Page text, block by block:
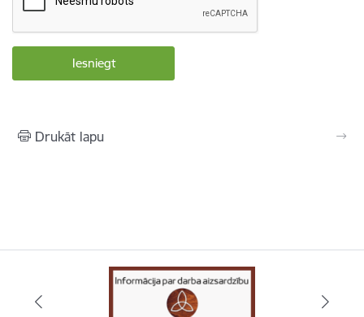
Drukāt lapu